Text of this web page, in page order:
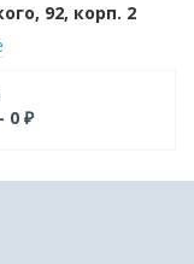
92, корп. 2
0 ₽